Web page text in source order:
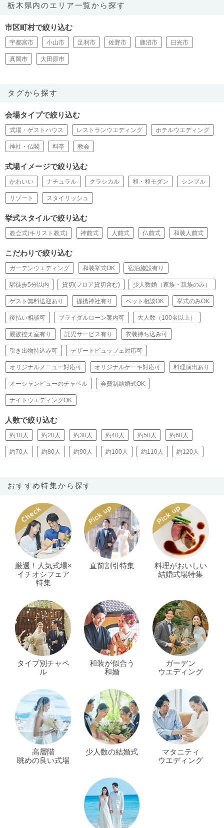
栃木県内のエリア一覧から探す
市区町村で絞り込む
宇都宮市 小山市 足利市 佐野市 鹿沼市 日光市
真岡市 大田原市
タグから探す
会場タイプで絞り込む
式場・ゲストハウス レストランウエディング ホテルウエディング
神社・仏閣 料亭 教会
式場イメージで絞り込む
かわいい ナチュラル クラシカル 和・和モダン シンプル
リゾート スタイリッシュ
挙式スタイルで絞り込む
教会式(キリスト教式) 神前式 人前式 仏前式 和装人前式
こだわりで絞り込む
ガーデンウエディング 和装挙式OK 宿泊施設有り
駅徒歩5分以内 貸切(フロア貸切含む) 少人数婚（家族・親族のみ）
ゲスト無料送迎あり 提携神社有り ペット相談OK 挙式のみOK
後払い相談可 ブライダルローン案内可 大人数（100名以上）
親族控え室有り 託児サービス有り 衣装持ち込み可
引き出物持込み可 デザートビュッフェ対応可
オリジナルメニュー対応可 オリジナルケーキ対応可 料理演出あり
オーシャンビューのチャペル 会費制結婚式OK
ナイトウエディングOK
人数で絞り込む
約10人 約20人 約30人 約40人 約50人 約60人
約70人 約80人 約90人 約100人 約110人 約120人
おすすめ特集から探す
厳選！人気式場×
イチオシフェア
特集
直前割引特集
料理がおいしい
結婚式場特集
タイプ別チャペ
ル
和装が似合う
和婚
ガーデン
ウエディング
高層階
眺めの良い式場
少人数の結婚式
マタニティ
ウエディング